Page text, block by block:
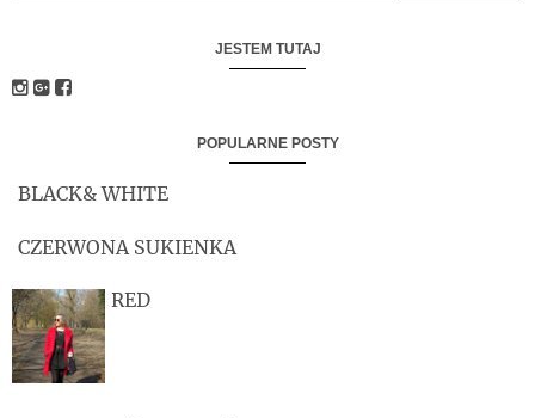
JESTEM TUTAJ
POPULARNE POSTY
BLACK& WHITE
CZERWONA SUKIENKA
RED